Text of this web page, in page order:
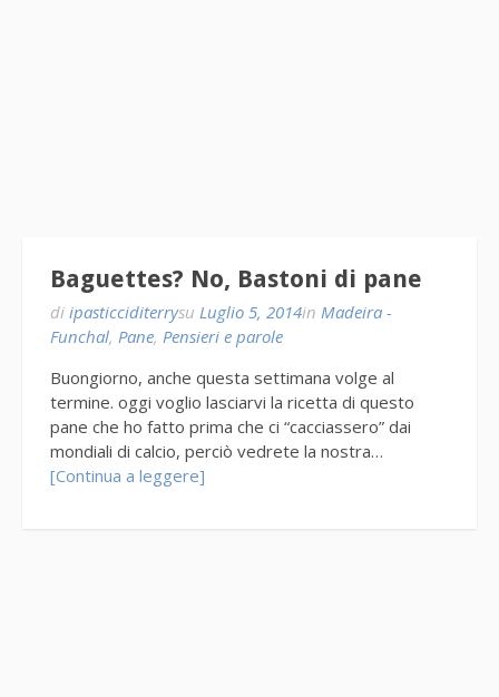
Baguettes? No, Bastoni di pane
di ipasticciditerrysu Luglio 5, 2014in Madeira -
Funchal, Pane, Pensieri e parole
Buongiorno, anche questa settimana volge al
termine. oggi voglio lasciarvi la ricetta di questo
pane che ho fatto prima che ci “cacciassero” dai
mondiali di calcio, perciò vedrete la nostra…
[Continua a leggere]